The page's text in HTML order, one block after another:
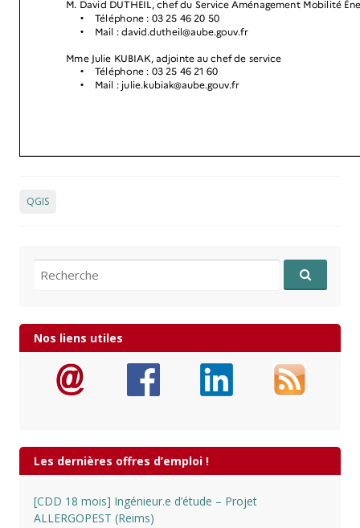
QGIS
Recherche pour:
Nos liens utiles
Les dernières offres d’emploi !
[CDD 18 mois] Ingénieur.e d’étude – Projet
ALLERGOPEST (Reims)